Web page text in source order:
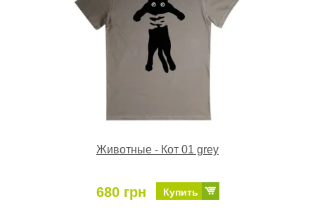
Животные - Кот 01 grey
680 грн Купить